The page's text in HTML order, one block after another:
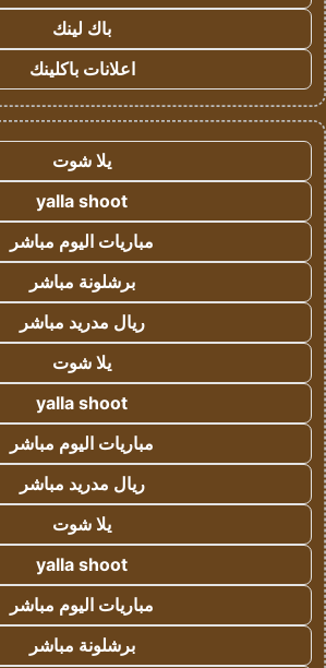
باك لينك
اعلانات باكلينك
يلا شوت
yalla shoot
مباريات اليوم مباشر
برشلونة مباشر
ريال مدريد مباشر
يلا شوت
yalla shoot
مباريات اليوم مباشر
ريال مدريد مباشر
يلا شوت
yalla shoot
مباريات اليوم مباشر
برشلونة مباشر